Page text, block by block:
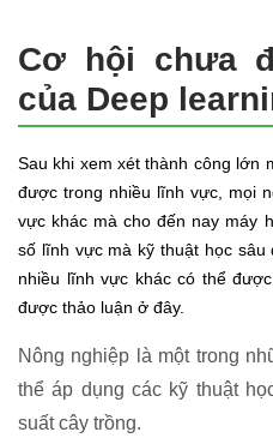
Cơ hội chưa
của Deep
Sau khi xem xét thành công lớn
được trong nhiều lĩnh vực, mọi
vực khác mà cho đến nay máy
số lĩnh vực mà kỹ thuật học
nhiều lĩnh vực khác có thể
được thảo luận ở đây.
Nông nghiệp là một trong
thể áp dụng các kỹ thuật
suất cây trồng.